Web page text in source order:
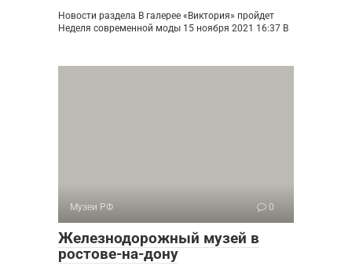
Новости раздела В галерее «Виктория» пройдет
Неделя современной моды 15 ноября 2021 16:37 В
Музеи РФ 0
Железнодорожный музей в
ростове-на-дону